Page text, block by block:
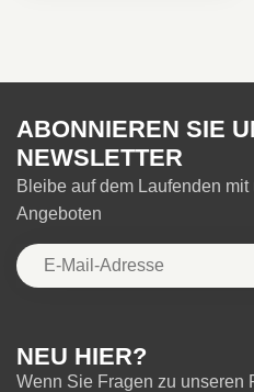
NEU HIER?
Wenn Sie Fragen zu unseren
ABONNIEREN SIE
NEWSLETTER
Bleibe auf dem Laufenden
Angeboten